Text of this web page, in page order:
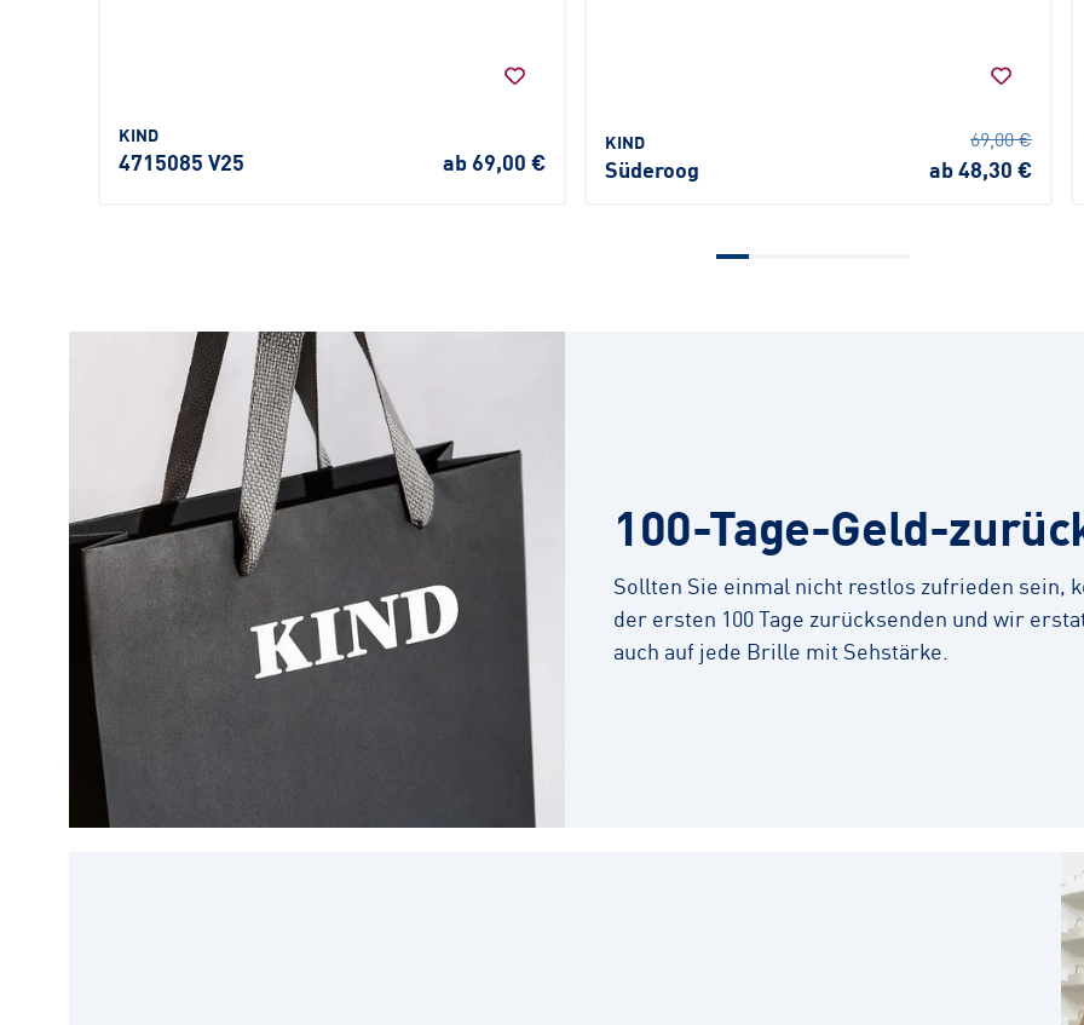
KIND
4715085 V25 ab 69,00 €
KIND
Süderoog
69,00 €
ab 48,30 €
100-Tage-Geld-
Sollten Sie einmal nicht restlos zufrieden sein,
der ersten 100 Tage zurücksenden und wir
auch auf jede Brille mit Sehstärke.